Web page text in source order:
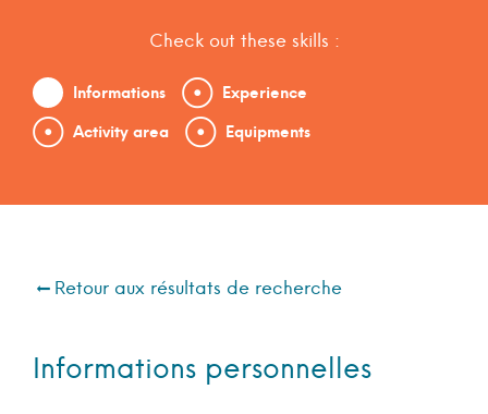
Check out these skills :
Informations
Experience
Activity area
Equipments
Retour aux résultats de recherche
Informations personnelles